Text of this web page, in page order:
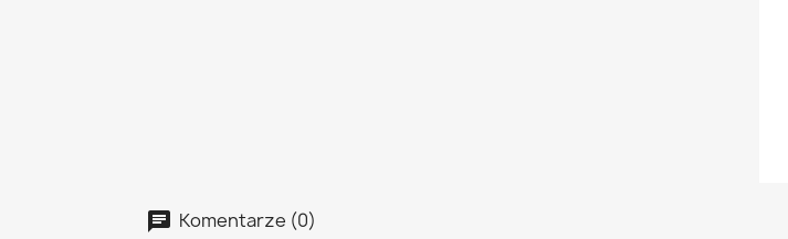
Komentarze (0)